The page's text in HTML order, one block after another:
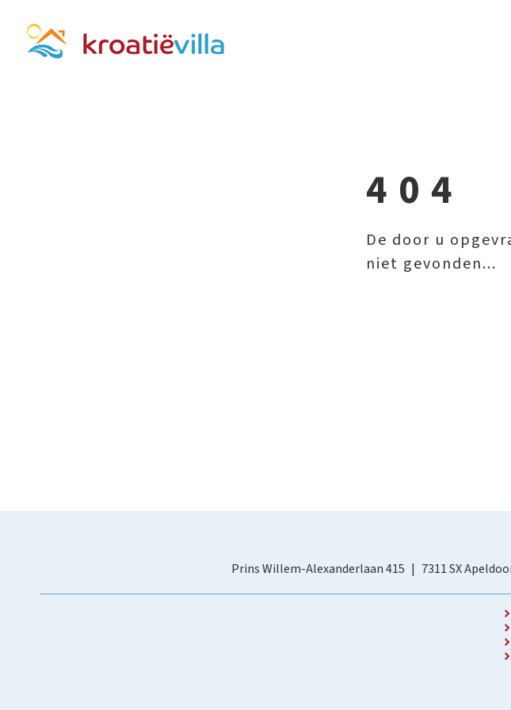
404
De door u
niet gevonden...
Prins Willem-Alexanderlaan 415 7311 SX